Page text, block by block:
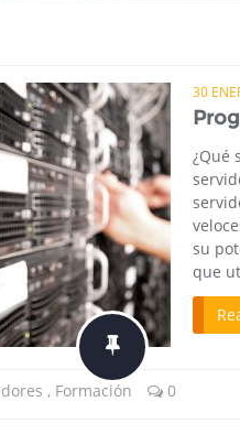
30
¿Qué
su
que
, Formación 0